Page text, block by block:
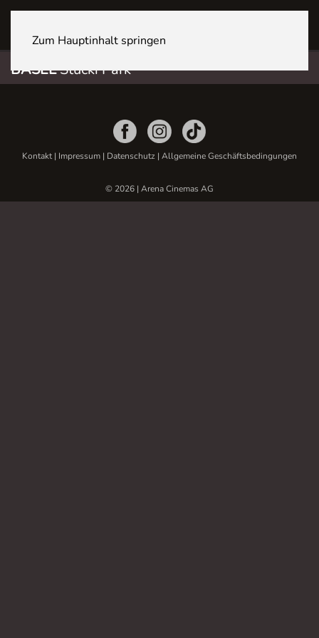
Zum Hauptinhalt springen
BASELStücki Park
Kontakt| Impressum | Datenschutz | Allgemeine Geschäftsbedingungen
© 2026 | Arena Cinemas AG